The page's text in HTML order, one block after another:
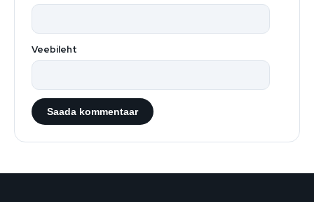
Veebileht